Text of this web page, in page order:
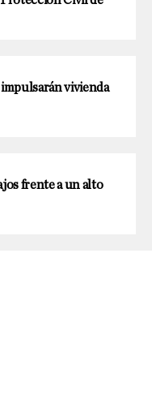
vivienda
frente a un alto